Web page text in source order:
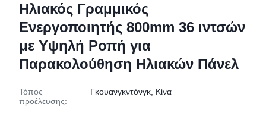
Ηλιακός Γραμμικός
Ενεργοποιητής 800mm 36 ιντσών
με Υψηλή Ροπή για
Παρακολούθηση Ηλιακών Πάνελ
Τόπος
προέλευσης:
Γκουανγκντόνγκ, Κίνα